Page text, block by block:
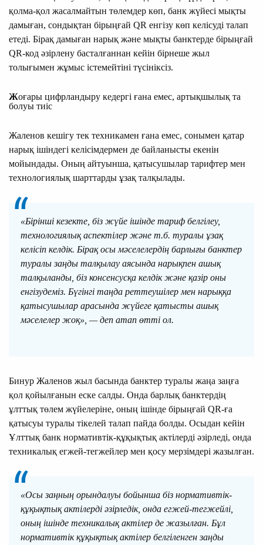
қолма-қол жасалмайтын төлемдер көп, банк жүйесі мықты
дамыған, сондықтан бірыңғай QR енгізу көп келісуді талап
етеді. Бірақ дамыған нарық және мықты банктерде бірыңғай
QR-код әзірлену басталғаннан кейін бірнеше жыл
толығымен жұмыс істемейтіні түсініксіз.
Жоғары цифрландыру кедергі ғана емес, артықшылық та
болуы тиіс
Жаленов кешігу тек техникамен ғана емес, сонымен қатар
нарық ішіндегі келісімдермен де байланысты екенін
мойындады. Оның айтуынша, қатысушылар тарифтер мен
технологиялық шарттарды ұзақ талқылады.
«Бірінші кезекте, біз жүйе ішінде тариф белгілеу,
технологиялық аспектілер және т.б. туралы ұзақ
келісіп келдік. Бірақ осы мәселелердің барлығы банктер
туралы заңды талқылау аясында нарықпен ашық
талқыланды, біз консенсусқа келдік және қазір оны
енгізудеміз. Бүгінгі таңда реттеушілер мен нарыққа
қатысушылар арасында жүйеге қатысты ашық
мәселелер жоқ», — деп атап өтті ол.
Бинур Жаленов жыл басында банктер туралы жаңа заңға
қол қойылғанын еске салды. Онда барлық банктердің
ұлттық төлем жүйелеріне, оның ішінде бірыңғай QR-ға
қатысуы туралы тікелей талап пайда болды. Осыдан кейін
Ұлттық банк нормативтік-құқықтық актілерді әзірледі, онда
техникалық егжей-тегжейлер мен қосу мерзімдері жазылған.
«Осы заңның орындалуы бойынша біз нормативтік-
құқықтық актілерді әзірледік, онда егжей-тегжейлі,
оның ішінде техникалық актілер де жазылған. Бұл
нормативтік құқықтық актілер белгіленген заңды